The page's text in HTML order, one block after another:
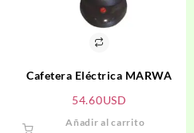
Cafetera Eléctrica MARWA
54.60USD
Añadir al carrito